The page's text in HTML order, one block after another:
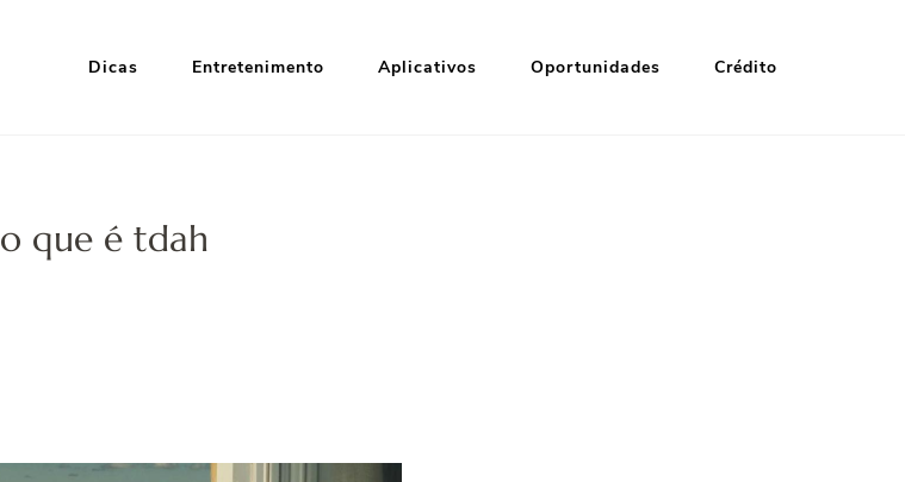
Dicas Entretenimento Aplicativos Oportunidades Crédito
o que é tdah